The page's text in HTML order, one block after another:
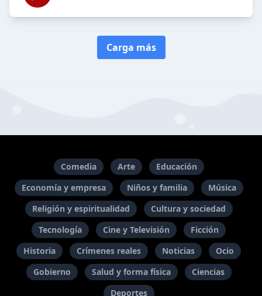
Carga más
Comedia Arte
Educación
Economía y empresa
Niños y familia
Música
Religión y espiritualidad
Cultura y sociedad
Tecnología
Cine y Televisión
Ficción
Historia
Crímenes reales Noticias
Ocio
Gobierno
Salud y forma física
Ciencias
Deportes